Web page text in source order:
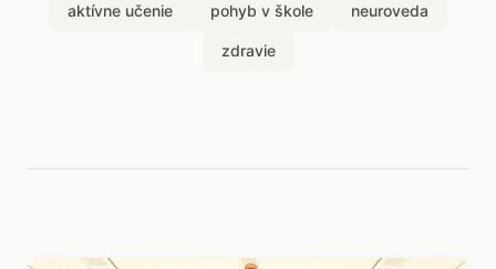
aktívne učenie pohyb v škole neuroveda
zdravie